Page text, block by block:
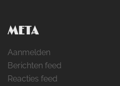
META
Aanmelden
Berichten feed
Reacties feed